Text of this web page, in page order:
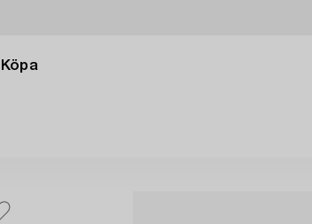
Köpa